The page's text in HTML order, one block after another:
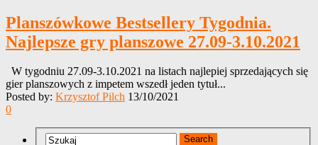
Planszówkowe Bestsellery Tygodnia.
Najlepsze gry planszowe 27.09-3.10.2021
W tygodniu 27.09-3.10.2021 na listach najlepiej sprzedających się
gier planszowych z impetem wszedł jeden tytuł...
Posted by: Krzysztof Pilch 13/10/2021
0